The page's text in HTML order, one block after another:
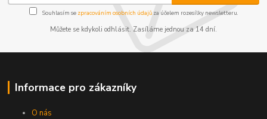
Souhlasím se zpracováním osobních údajůza účelem rozesílky newsletteru.
Můžete se kdykoli odhlásit. Zasíláme jednou za 14 dní.
Informace pro zákazníky
O nás